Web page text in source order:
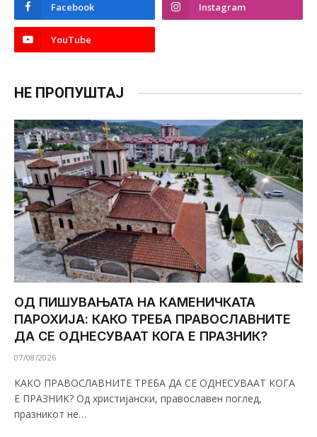
Facebook Instagram
YouTube
НЕ ПРОПУШТАЈ
ОД ПИШУВАЊАТА НА КАМЕНИЧКАТА
ПАРОХИЈА: КАКО ТРЕБА ПРАВОСЛАВНИТЕ
ДА СЕ ОДНЕСУВААТ КОГА Е ПРАЗНИК?
07/08/2026
КАКО ПРАВОСЛАВНИТЕ ТРЕБА ДА СЕ ОДНЕСУВААТ КОГА
Е ПРАЗНИК? Од христијански, православен поглед,
празникот не…